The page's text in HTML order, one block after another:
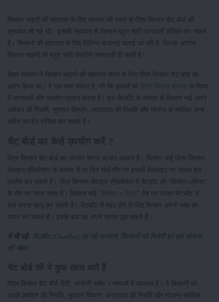
किसान भाइयों की सहायता के लिए सरकार की तरफ से पीएम किसान चैट बोर्ड की
शुरुआत की गई थी। इसकी सहायता से किसान बहुत सारी जानकारी हांसिल कर सकते
हैं। किसानों की सहायता के लिए विभिन्न योजनाएं चलाई जा रही हैं, जिनके अंतर्गत
किसान भाइयों को बहुत सारी उपयोगी जानकारी दी जाती है।
केंद्र सरकार ने किसान भाइयों की सहायता करने के लिए पीएम किसान चैट बोर्ड का
आरंभ किया था। ये एक भाषा मॉडल है, जो कि कृषकों को
पीएम किसान योजना
के विषय
में जानकारी और सहयोग प्रदान करता है। इस चैटबॉट के माध्यम से किसान भाई अपने
आवेदन की स्थिति, भुगतान विवरण, अपात्रता की स्थिति और योजना से संबंधित अन्य
नवीन अपडेट हांसिल कर सकते हैं।
पीएम किसान चैट बोर्ड का उपयोग करना अत्यंत आसान है। किसान भाई पीएम किसान
मोबाइल एप्लिकेशन के माध्यम से या फिर सीधे तौर पर इसकी वेबसाइट पर जाकर इसे
एक्सेस कर सकते हैं। पीएम किसान मोबाइल एप्लिकेशन में चैटबॉट को "किसान-eमित्र"
के तौर पर जाना जाता है। किसान भाई "
किसान-e मित्र" टैब पर जाकर चैटबॉट से
बात करना चालू कर सकते हैं। चैटबॉट से मदद लेने के लिए किसान अपनी भाषा का
चयन कर सकते हैं। इसके बाद वह अपने सवाल पूछ सकते हैं।
ये भी पढ़ें: चैटबॉट (ChatBot) ला रही सरकार, किसानों को मिलेगी हर एक योजना
की खबर
पीएम किसान चैट बोर्ड हिंदी, अंग्रेजी समेत 5 भाषाओं में उपलब्ध है। ये किसानों को
उनके आवेदन की स्थिति, भुगतान विवरण, अपात्रता की स्थिति और योजना-संबंधित